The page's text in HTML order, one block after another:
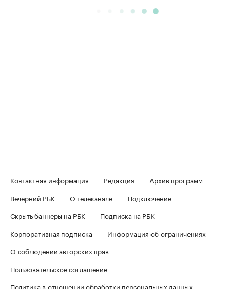
Контактная информация Редакция
Архив программ
Вечерний РБК
О телеканале
Подключение
Скрыть баннеры на РБК
Подписка на РБК
Корпоративная подписка
Информация об ограничениях
О соблюдении авторских прав
Пользовательское соглашение
Политика в отношении обработки персональных данных